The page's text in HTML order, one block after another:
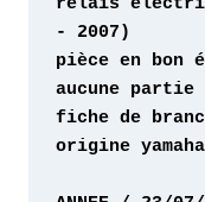
origine yamaha